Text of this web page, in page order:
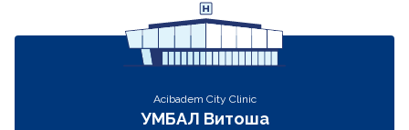
Acibadem City Clinic
УМБАЛ Витоша